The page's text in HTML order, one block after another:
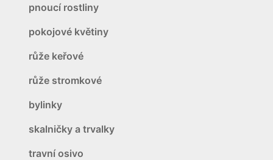
pnoucí rostliny
pokojové květiny
růže keřové
růže stromkové
bylinky
skalničky a trvalky
travní osivo